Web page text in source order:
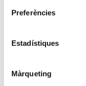
Preferències
Estadístiques
Màrqueting
defensa de la UE i a